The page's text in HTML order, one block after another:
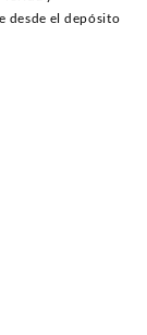
desde el depósito